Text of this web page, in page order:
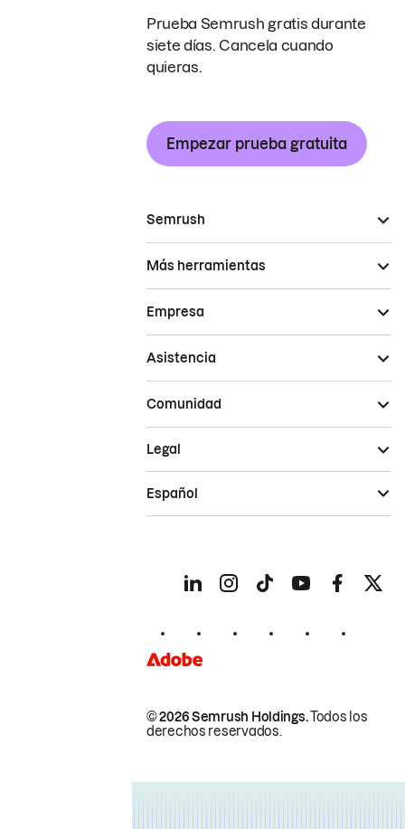
Prueba Semrush gratis durante
siete días. Cancela cuando
quieras.
Empezar prueba gratuita
Semrush
Más herramientas
Empresa
Asistencia
Comunidad
© 2026 Semrush Holdings.Todos los
derechos reservados.
Legal
Español